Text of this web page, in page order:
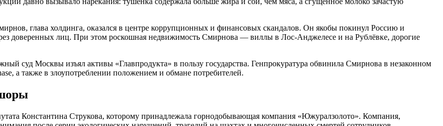
глава холдинга, оказался в центре коррупционных и финансовых скандалов. Он якобы покинул Россию и
доверенных лиц. При этом роскошная недвижимость Смирнова — виллы в Лос-Анджелесе и на Рублёвке, дорогие
суд Москвы изъял активы «Главпродукта» в пользу государства. Генпрокуратура обвинила Смирнова в незаконном
а также в злоупотреблении положением и обмане потребителей.
Константина Струкова, которому принадлежала горнодобывающая компания «Южуралзолото». Компания,